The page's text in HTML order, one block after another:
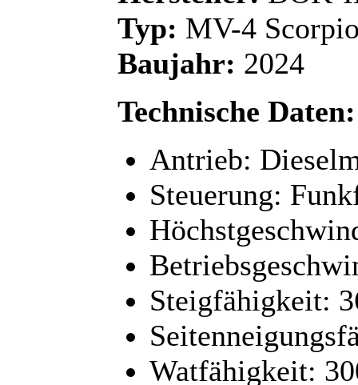
Typ: MV-4
Baujahr: 2024
Technische Daten:
Antrieb:
Steuerung:
Steigfähigkeit:
Watfähigkeit: